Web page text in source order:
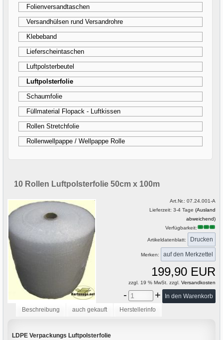
Folienversandtaschen
Versandhülsen rund Versandrohre
Klebeband
Lieferscheintaschen
Luftpolsterbeutel
Luftpolsterfolie
Schaumfolie
Füllmaterial Flopack - Luftkissen
Rollen Stretchfolie
Rollenwellpappe / Wellpappe Rolle
10 Rollen Luftpolsterfolie 50cm x 100m
Art.Nr.: 07.24.001-A
Lieferzeit: 3-4 Tage (Ausland
abweichend)
Verfügbarkeit:
Artikeldatenblatt: Drucken
Merken:
199,90 EUR
zzgl. 19 % MwSt. zzgl. Versandkosten
- +
Beschreibung auch gekauft Herstellerinfo
LDPE Verpackungs Luftpolsterfolie